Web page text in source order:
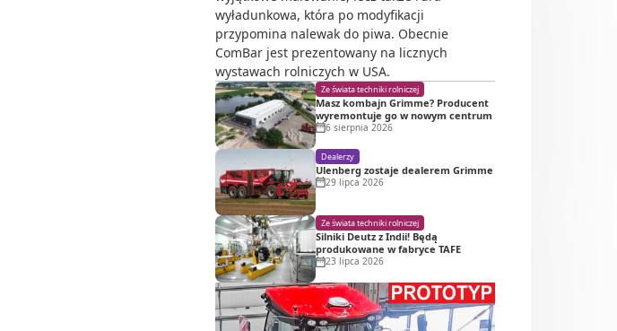
wyładunkowa, która po modyfikacji
przypomina nalewak do piwa. Obecnie
ComBar jest prezentowany na licznych
wystawach rolniczych w USA.
Ze świata techniki rolniczej
Masz kombajn Grimme? Producent
wyremontuje go w nowym centrum
6 sierpnia 2026
Dealerzy
Ulenberg zostaje dealerem Grimme
29 lipca 2026
Ze świata techniki rolniczej
Silniki Deutz z Indii! Będą
produkowane w fabryce TAFE
23 lipca 2026